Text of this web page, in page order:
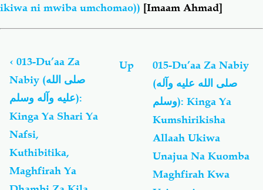
ikiwa ni mwiba umchomao)) [Imaam Ahmad]
links
for
Du'aa
Za
Nabiy
الله
عليه
وآله
وسلم)
‹ 013-Du’aa Za
Nabiy (صلى الله
عليه وآله وسلم):
Kinga Ya Shari Ya
Nafsi,
Kuthibitika,
Maghfirah Ya
Up
015-Du’aa Za Nabiy
(صلى الله عليه وآله
وسلم): Kinga Ya
Kumshirikisha
Allaah Ukiwa
Unajua Na Kuomba
Maghfirah Kwa